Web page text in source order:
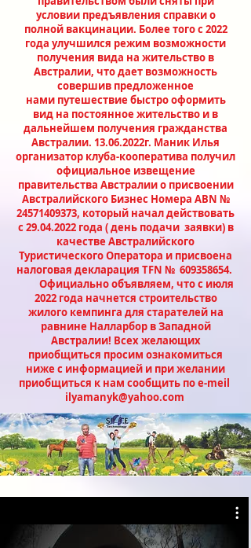
условии предъявления справки о
полной вакцинации. Более того с 2022
года улучшился режим возможности
получения вида на жительство в
Австралии, что дает возможность
совершив предложенное
нами путешествие быстро оформить
вид на постоянное жительство и в
дальнейшем получения гражданства
Австралии. 13.06.2022г. Маник Илья
организатор клуба-кооператива получил
официальное извещение
правительства Австралии о присвоении
Австралийского Бизнес Номера ABN №
24571409373, который начал действовать
с29.04.2022года ( день подачи заявки) в
качестве Австралийского
Туристического Оператора и присвоена
налоговая декларация ТFN № 609358654.
Официально объявляем, что с июля
2022 года начнется строительство
жилого кемпинга для старателей на
равнине Налларбор в Западной
Австралии! Всех желающих
приобщиться просим ознакомиться
ниже с информацией и при желании
приобщиться к нам сообщить по e-meil
ilyamanyk@yahoo.com